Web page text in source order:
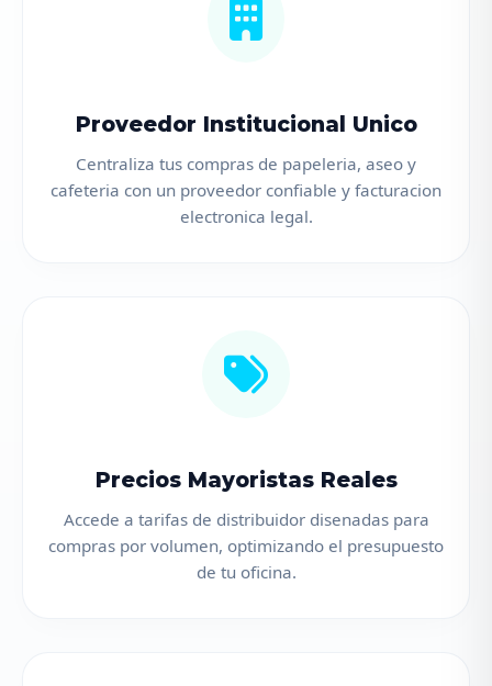
Proveedor Institucional Unico
Centraliza tus compras de papeleria, aseo y
cafeteria con un proveedor confiable y facturacion
electronica legal.
Precios Mayoristas Reales
Accede a tarifas de distribuidor disenadas para
compras por volumen, optimizando el presupuesto
de tu oficina.